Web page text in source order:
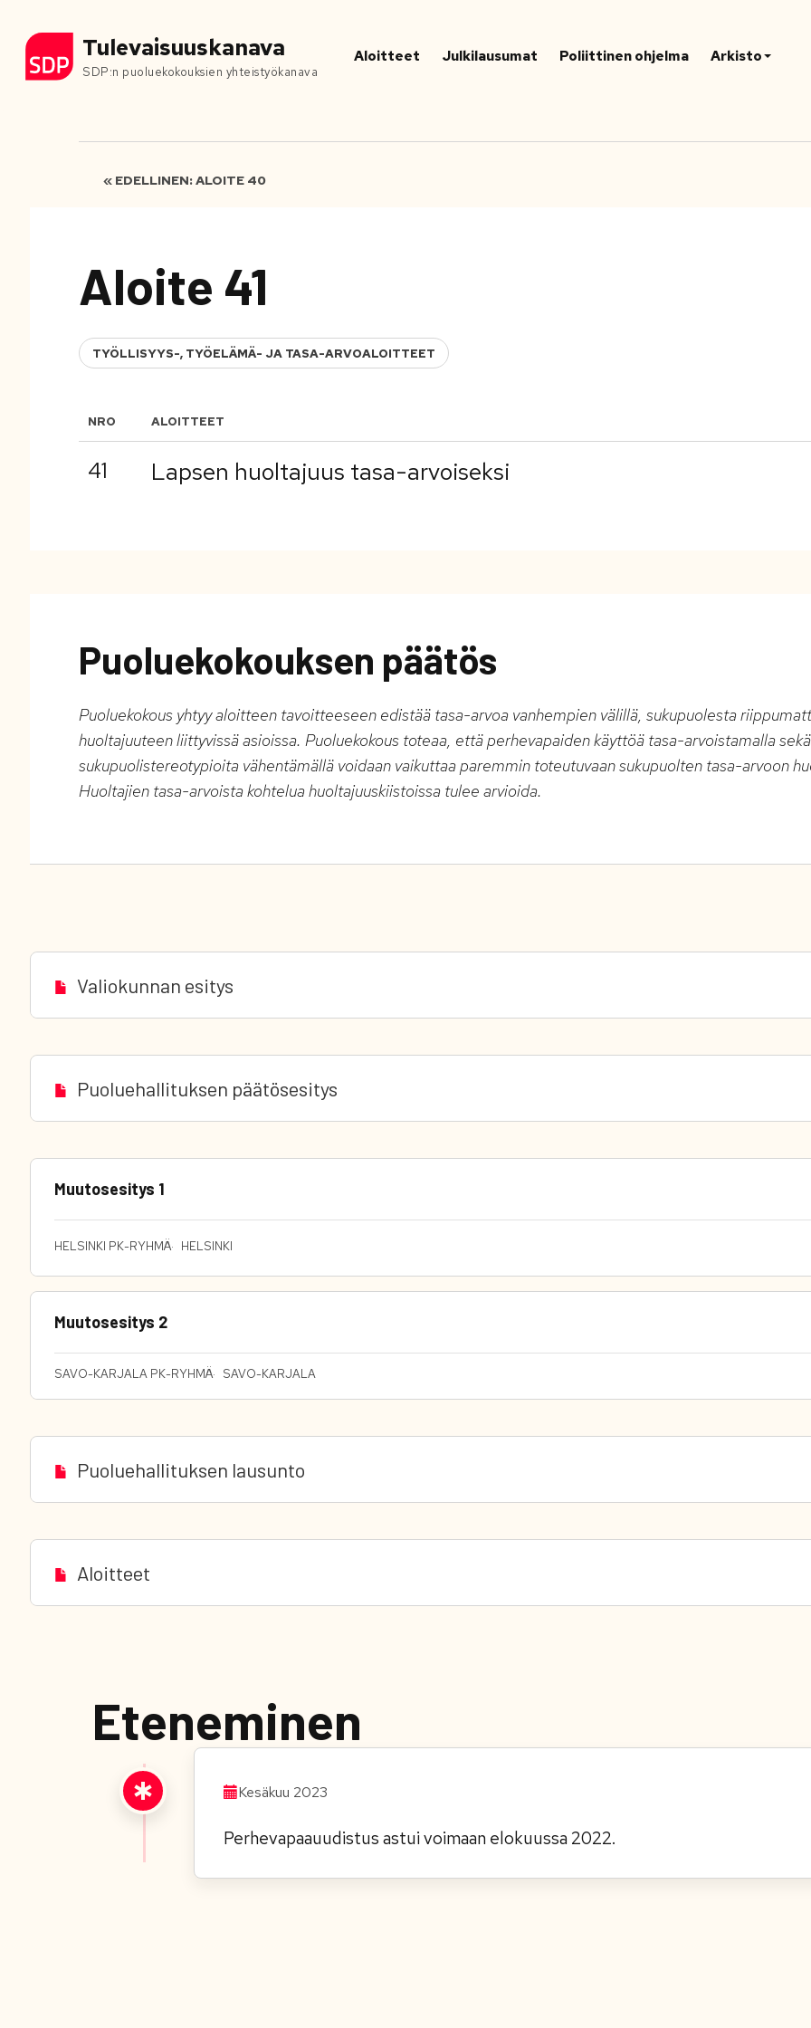
Tulevaisuuskanava
SDP:n puoluekokouksien yhteistyökanava
Aloitteet Julkilausumat Poliittinen ohjelma Arkisto
« EDELLINEN: ALOITE 40
Aloite 41
TYÖLLISYYS-, TYÖELÄMÄ- JA TASA-ARVOALOITTEET
NRO ALOITTEET
41 Lapsen huoltajuus tasa-arvoiseksi
Puoluekokouksen päätös
Puoluekokous yhtyy aloitteen tavoitteeseen edistää tasa-arvoa vanhempien välillä, sukupuolesta
huoltajuuteen liittyvissä asioissa. Puoluekokous toteaa, että perhevapaiden käyttöä tasa-arvoistamalla sekä
sukupuolistereotypioita vähentämällä voidaan vaikuttaa paremmin toteutuvaan sukupuolten tasa-arvoon
Huoltajien tasa-arvoista kohtelua huoltajuuskiistoissa tulee arvioida.
Valiokunnan esitys
Puoluehallituksen päätösesitys
Muutosesitys 1
HELSINKI PK-RYHMÄ HELSINKI
Muutosesitys 2
SAVO-KARJALA PK-RYHMÄ SAVO-KARJALA
Puoluehallituksen lausunto
Aloitteet
Eteneminen
Kesäkuu 2023
Perhevapaauudistus astui voimaan elokuussa 2022.